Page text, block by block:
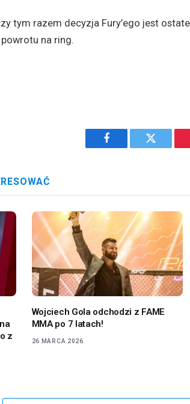
tym razem decyzja Fury’ego jest
na ring.
Facebook Twitter
z
Wojciech Gola odchodzi z FAME
MMA po 7 latach!
26 MARCA 2026